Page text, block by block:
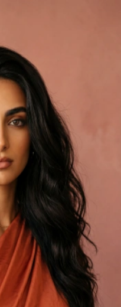
créer des photos de
d'utilisation et
réinventée